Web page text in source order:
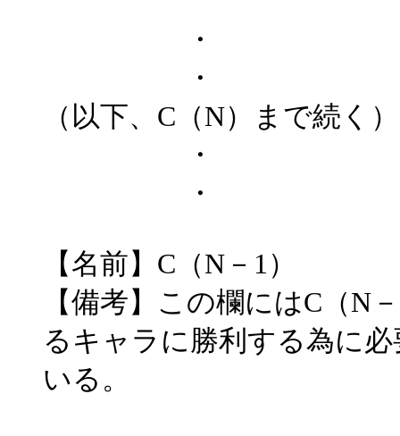
・
・
（以下、C（N）まで続く）
・
・
【名前】C（N－1）
【備考】この欄にはC（N
るキャラに勝利する為に
いる。